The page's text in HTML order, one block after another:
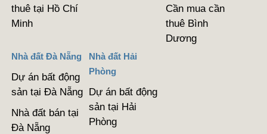
thuê tại Hồ Chí
Minh
Cần mua cần
thuê Bình
Dương
Nhà đất Đà Nẵng
Dự án bất động
sản tại Đà Nẵng
Nhà đất bán tại
Đà Nẵng
Nhà đất Hải
Phòng
Dự án bất động
sản tại Hải
Phòng